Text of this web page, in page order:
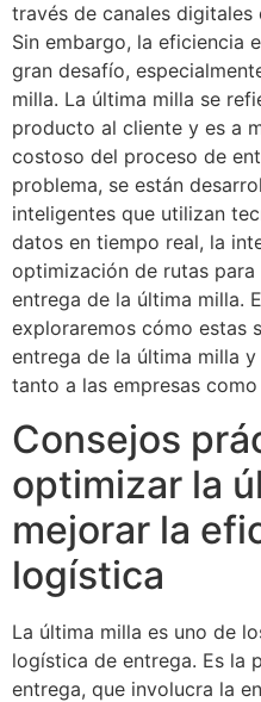
través de canales digitales
Sin embargo, la eficiencia
gran desafío,
milla. La última milla se
producto al cliente y es a
costoso del proceso de
problema, se están
inteligentes que utilizan
datos en tiempo real, la
optimización de rutas
entrega de la última milla.
exploraremos cómo estas
entrega de la última milla
tanto a las empresas
Consejos
optimizar la
mejorar la
logística
La última milla es uno de
logística de entrega. Es la
entrega, que involucra la